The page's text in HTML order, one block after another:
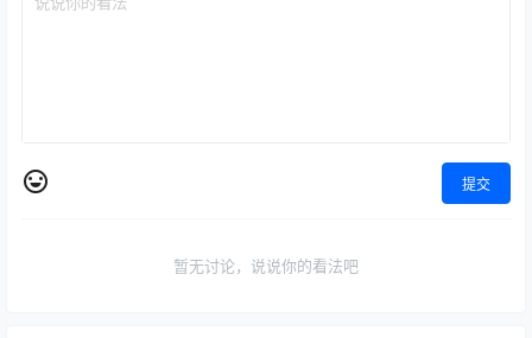
提交
暂无讨论，说说你的看法吧